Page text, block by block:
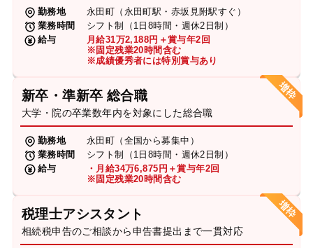
勤務地
永田町（永田町駅・赤坂見附駅すぐ）
業務時間
シフト制（1日8時間・週休2日制）
給与
月給31万2,188円＋賞与年2回
※固定残業20時間含む
※成績優秀者には特別賞与あり
新卒・準新卒 総合職
大学・院の卒業数年内を対象にした総合職
勤務地
永田町（全国から募集中）
業務時間
シフト制（1日8時間・週休2日制）
給与
・月給34万6,875円＋賞与年2回
※固定残業20時間含む
税理士アシスタント
相続税申告のご相談から申告書提出まで一貫対応